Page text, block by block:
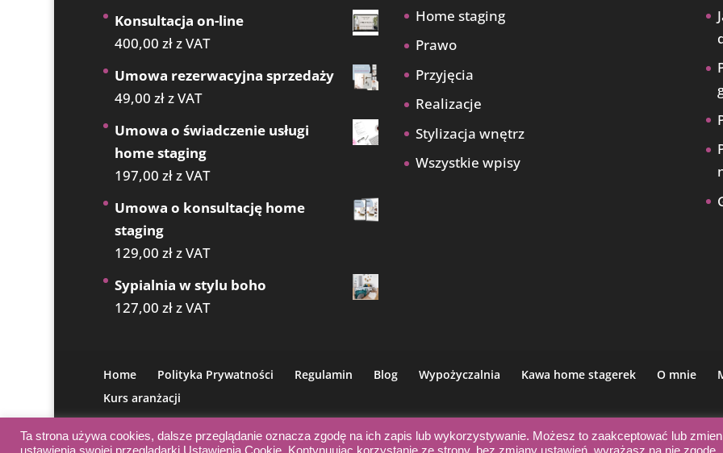
Konsultacja on-line
400,00 złz VAT
Umowa rezerwacyjna sprzedaży
49,00 złz VAT
Umowa o świadczenie usługi
home staging
197,00 złz VAT
Umowa o konsultację home
staging
129,00 złz VAT
Sypialnia w stylu boho
127,00 złz VAT
Home staging
Prawo
Przyjęcia
Realizacje
Stylizacja wnętrz
Wszystkie wpisy
Home Polityka Prywatności Regulamin Blog Wypożyczalnia Kawa home stagerek O mnie
Kurs aranżacji
Wystrój ma znaczenie © 2021 | Wszelkie prawa zastrzeżone | Wsparcie:
Ta strona używa cookies, dalsze przeglądanie oznacza zgodę na ich zapis lub wykorzystywanie. Możesz to zaakceptować lub